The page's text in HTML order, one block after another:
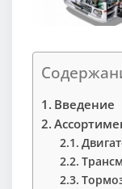
Введение